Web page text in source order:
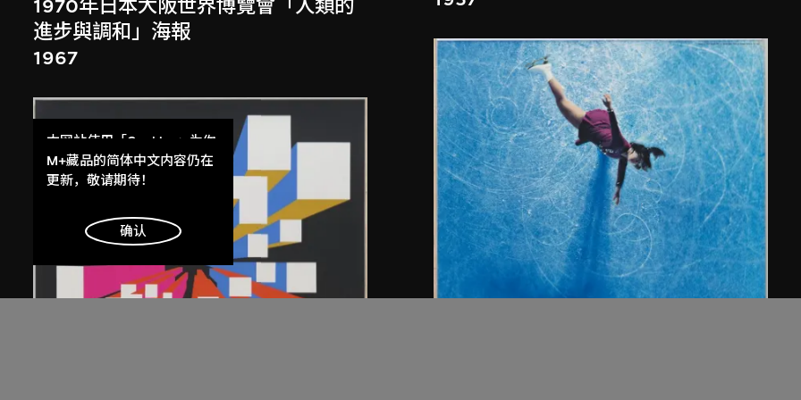
1970年日本大阪世界博覽會「人類的
進步與調和」海報
1967
本网站使用「Cookies」为你
提供最好的网站体验。
了解更多
明白
M+藏品的简体中文内容仍在
更新，敬请期待！
确认